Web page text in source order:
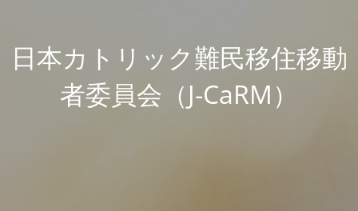
日本カトリック難民移住移動
者委員会（J-CaRM）